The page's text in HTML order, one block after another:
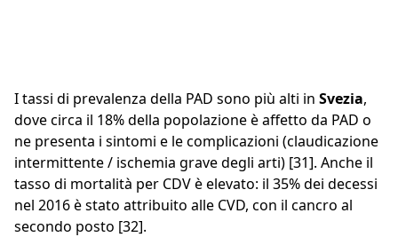
I tassi di prevalenza della PAD sono più alti in Svezia,
dove circa il 18% della popolazione è affetto da PAD o
ne presenta i sintomi e le complicazioni (claudicazione
intermittente / ischemia grave degli arti) [31]. Anche il
tasso di mortalità per CDV è elevato: il 35% dei decessi
nel 2016 è stato attribuito alle CVD, con il cancro al
secondo posto [32].